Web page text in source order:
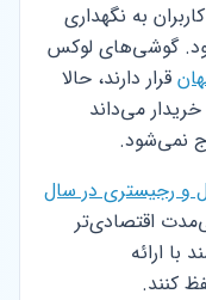
به نگهداری
بود. گوشی‌های لوکس
قرار دارند، حالا
می‌داند
نمی‌شود.
و رجیستری در سال
اقتصادی‌تر
با ارائه
کنند.